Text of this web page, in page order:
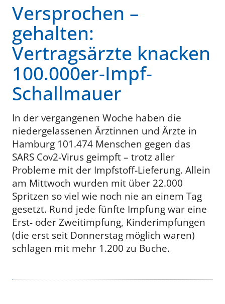
Versprochen –
gehalten:
Vertragsärzte knacken
100.000er-Impf-
Schallmauer
In der vergangenen Woche haben die
niedergelassenen Ärztinnen und Ärzte in
Hamburg 101.474 Menschen gegen das
SARS Cov2-Virus geimpft – trotz aller
Probleme mit der Impfstoff-Lieferung. Allein
am Mittwoch wurden mit über 22.000
Spritzen so viel wie noch nie an einem Tag
gesetzt. Rund jede fünfte Impfung war eine
Erst- oder Zweitimpfung, Kinderimpfungen
(die erst seit Donnerstag möglich waren)
schlagen mit mehr 1.200 zu Buche.